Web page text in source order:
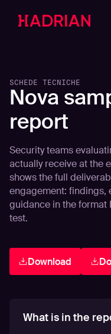
SCHEDE TECNICHE
Nova
report
Security teams
actually receive at the
shows the full
engagement: findings,
guidance in the format
test.
Download
What is in the